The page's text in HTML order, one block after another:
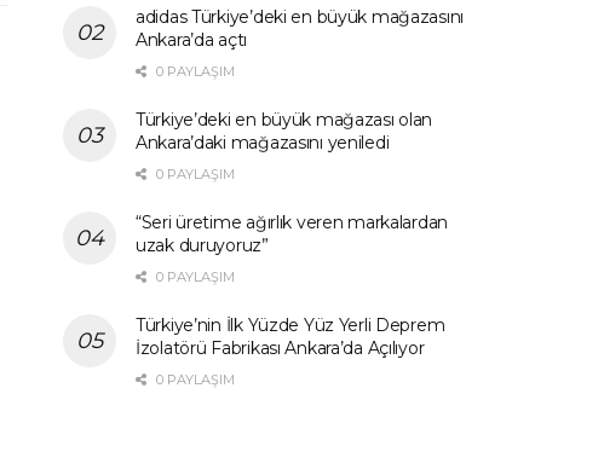
adidas Türkiye’deki en büyük mağazasını
Ankara’da açtı
0 PAYLAŞIM
Türkiye’deki en büyük mağazası olan
Ankara’daki mağazasını yeniledi
0 PAYLAŞIM
“Seri üretime ağırlık veren markalardan
uzak duruyoruz”
0 PAYLAŞIM
Türkiye’nin İlk Yüzde Yüz Yerli Deprem
İzolatörü Fabrikası Ankara’da Açılıyor
0 PAYLAŞIM